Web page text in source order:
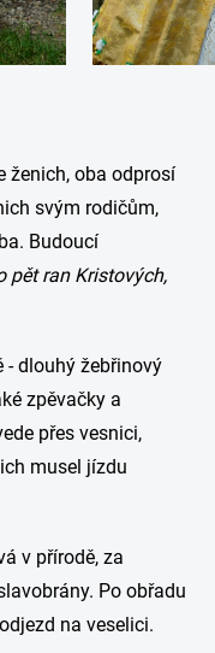
ženich, oba odprosí
svým rodičům,
Budoucí
pět ran Kristových,
- dlouhý žebřinový
zpěvačky a
přes vesnici,
musel jízdu
v přírodě, za
Po obřadu
na veselici.